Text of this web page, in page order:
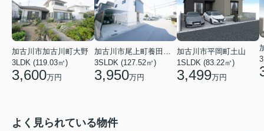
加古川市加古川町大野
3LDK (119.03㎡)
3,600万円
加古川市尾上町養田２丁目
3SLDK (127.52㎡)
3,950万円
加古川市平岡町土山
1SLDK (83.22㎡)
3,499万円
よく見られている物件